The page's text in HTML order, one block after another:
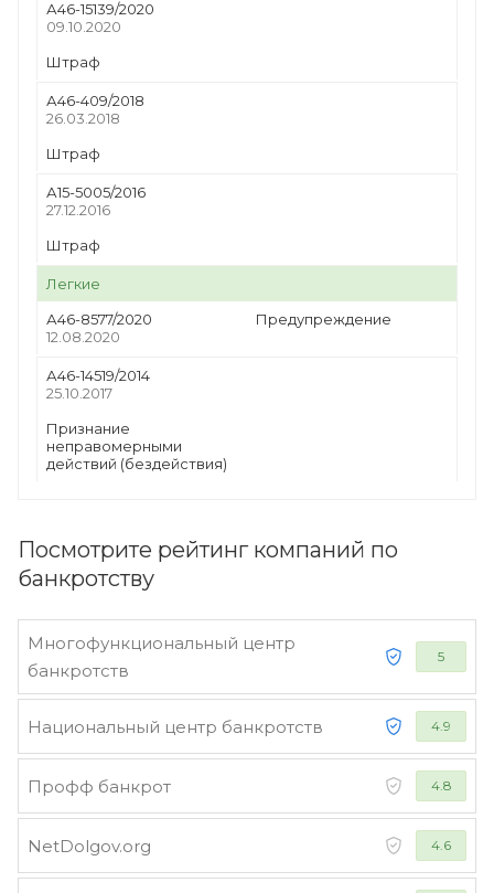
А46-15139/2020
09.10.2020
Штраф
А46-409/2018
26.03.2018
Штраф
А15-5005/2016
27.12.2016
Штраф
Легкие
А46-8577/2020
12.08.2020
Предупреждение
А46-14519/2014
25.10.2017
Признание
неправомерными
действий (бездействия)
Посмотрите рейтинг компаний по
банкротству
Многофункциональный центр
банкротств
5
Национальный центр банкротств 4.9
Профф банкрот 4.8
NetDolgov.org 4.6